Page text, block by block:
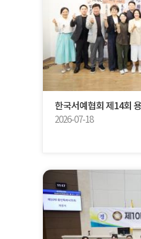
한국서예협회 제14회
2026-07-18